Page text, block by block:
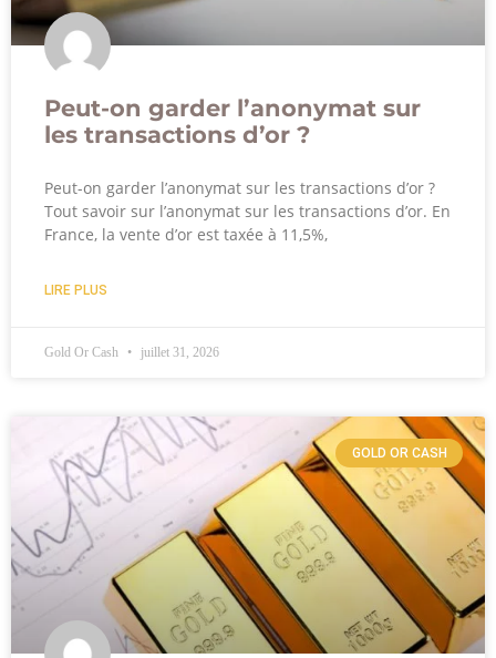
Peut-on garder l’anonymat sur
les transactions d’or ?
Peut-on garder l’anonymat sur les transactions d’or ?
Tout savoir sur l’anonymat sur les transactions d’or. En
France, la vente d’or est taxée à 11,5%,
LIRE PLUS
Gold Or Cash juillet 31, 2026
GOLD OR CASH